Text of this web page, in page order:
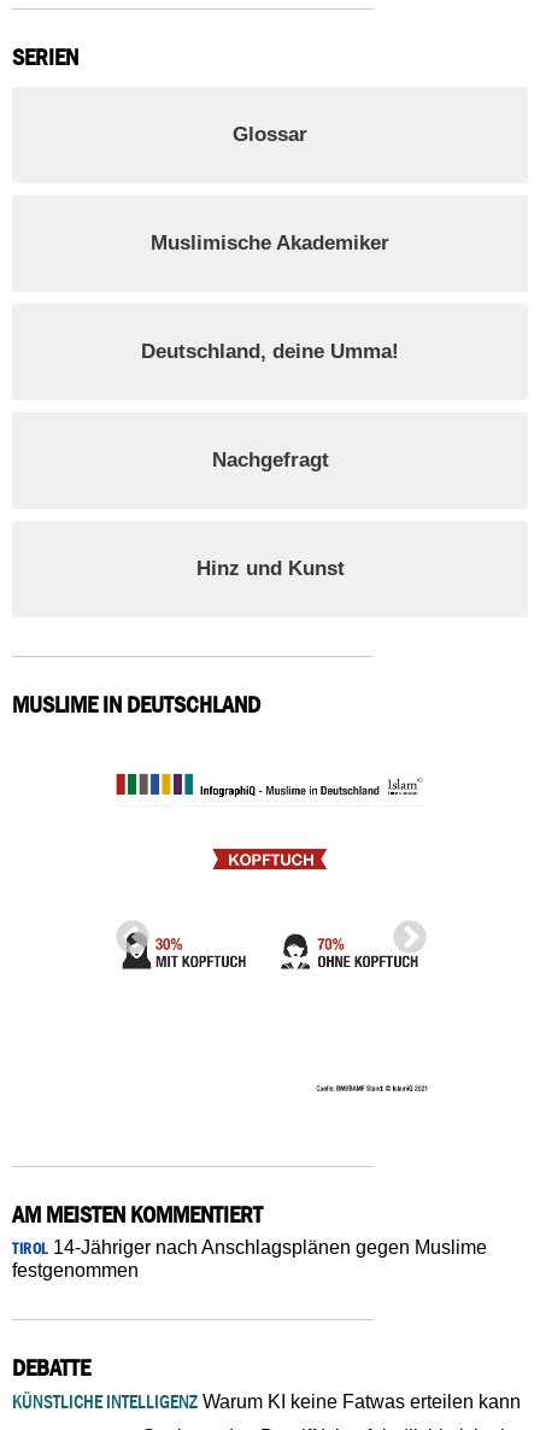
SERIEN
Glossar
Muslimische Akademiker
Deutschland, deine Umma!
Nachgefragt
Hinz und Kunst
MUSLIME IN DEUTSCHLAND
AM MEISTEN KOMMENTIERT
TIROL14-Jähriger nach Anschlagsplänen gegen Muslime
festgenommen
DEBATTE
KÜNSTLICHE INTELLIGENZ Warum KI keine Fatwas erteilen kann